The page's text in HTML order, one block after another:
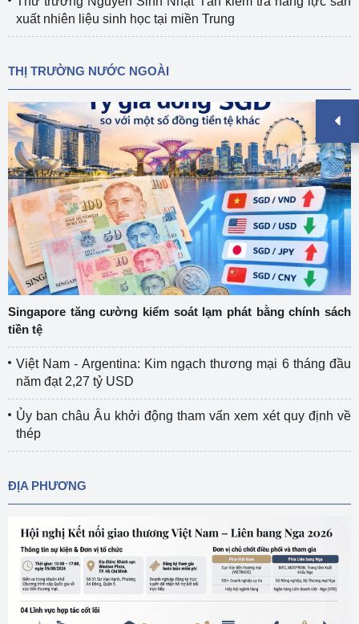
xuất nhiên liệu sinh học tại miền Trung
THỊ TRƯỜNG NƯỚC NGOÀI
Singapore tăng cường kiểm soát lạm phát bằng chính sách
tiền tệ
Việt Nam - Argentina: Kim ngạch thương mại 6 tháng đầu
năm đạt 2,27 tỷ USD
Ủy ban châu Âu khởi động tham vấn xem xét quy định về
thép
ĐỊA PHƯƠNG